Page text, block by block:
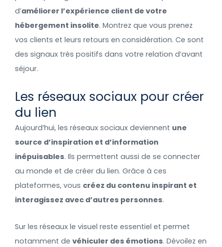
d’améliorer l’expérience client de votre
hébergement insolite. Montrez que vous prenez
vos clients et leurs retours en considération. Ce sont
des signaux très positifs dans votre relation d’avant
séjour.
Les réseaux sociaux pour créer
du lien
Aujourd’hui, les réseaux sociaux deviennent une
source d’inspiration et d’information
inépuisables. Ils permettent aussi de se connecter
au monde et de créer du lien. Grâce à ces
plateformes, vous créez du contenu inspirant et
interagissez avec d’autres personnes.
Sur les réseaux le visuel reste essentiel et permet
notamment de véhiculer des émotions. Dévoilez en